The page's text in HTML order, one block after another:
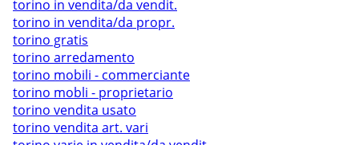
torino in vendita/da vendit.
torino in vendita/da propr.
torino gratis
torino arredamento
torino mobili - commerciante
torino mobli - proprietario
torino vendita usato
torino vendita art. vari